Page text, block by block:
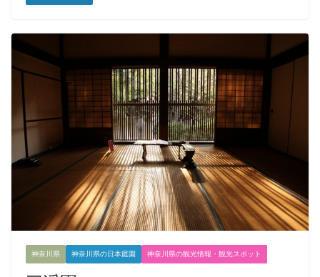
神奈川県 神奈川県の日本庭園 神奈川県の観光情報・観光スポット